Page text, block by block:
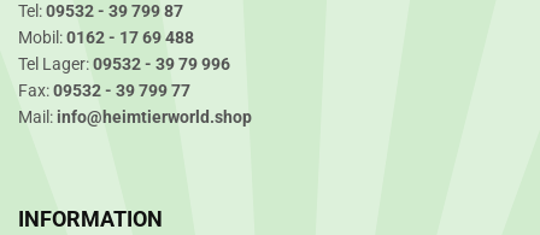
Tel:09532 - 39 799 87
Mobil:0162 - 17 69 488
Tel Lager:09532 - 39 79 996
Fax:09532 - 39 799 77
Mail: info@heimtierworld.shop
INFORMATION